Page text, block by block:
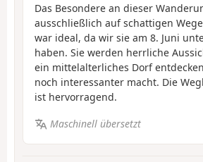
Das Besondere an dieser
ausschließlich auf schattigen
war ideal, da wir sie am 8. Juni
haben. Sie werden herrliche
ein mittelalterliches Dorf
noch interessanter macht. Die
ist hervorragend.
Maschinell übersetzt